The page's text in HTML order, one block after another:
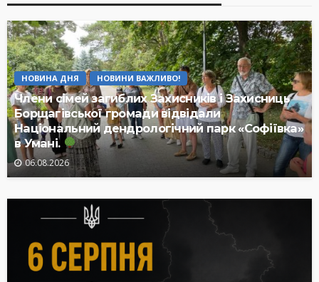
НОВИНА ДНЯ НОВИНИ ВАЖЛИВО!
Члени сімей загиблих Захисників і Захисниць
Борщагівської громади відвідали
Національний дендрологічний парк «Софіївка»
в Умані.
06.08.2026